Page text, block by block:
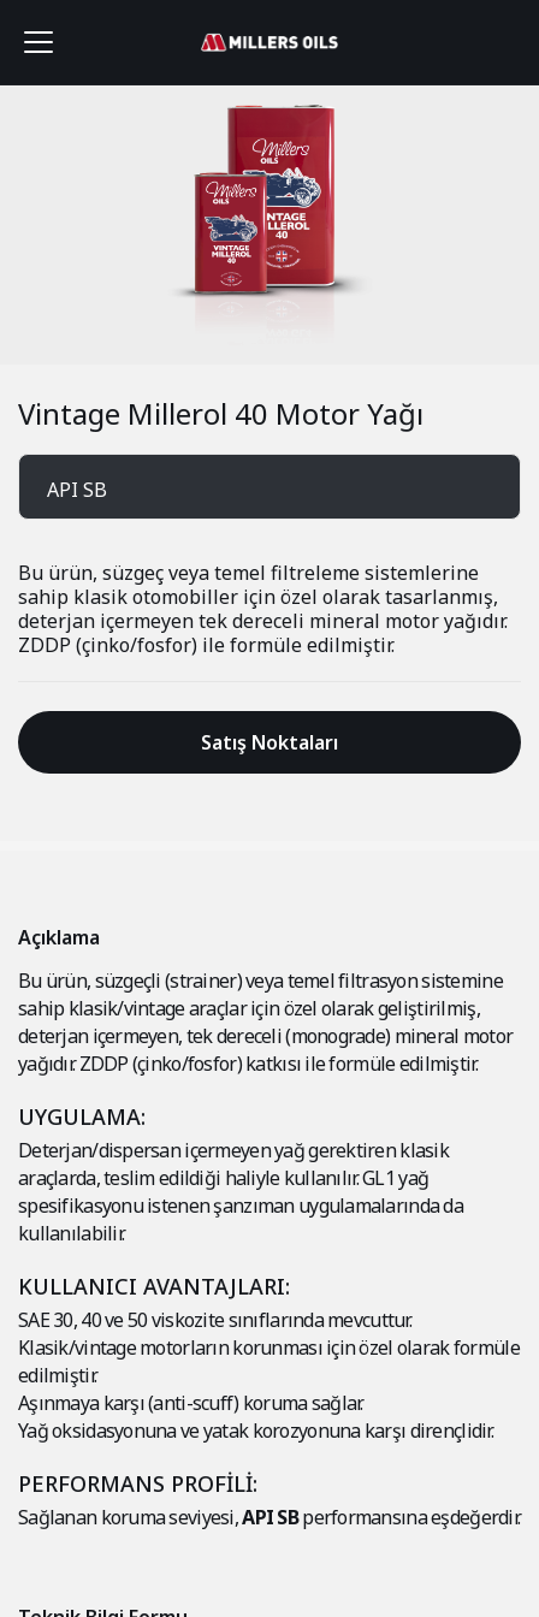
Vintage Millerol 40 Motor Yağı
API SB
Bu ürün, süzgeç veya temel filtreleme sistemlerine
sahip klasik otomobiller için özel olarak tasarlanmış,
deterjan içermeyen tek dereceli mineral motor yağıdır.
ZDDP (çinko/fosfor) ile formüle edilmiştir.
Satış Noktaları
Açıklama
Bu ürün, süzgeçli (strainer) veya temel filtrasyon sistemine
sahip klasik/vintage araçlar için özel olarak geliştirilmiş,
deterjan içermeyen, tek dereceli (monograde) mineral motor
yağıdır. ZDDP (çinko/fosfor) katkısı ile formüle edilmiştir.
UYGULAMA:
Deterjan/dispersan içermeyen yağ gerektiren klasik
araçlarda, teslim edildiği haliyle kullanılır. GL1 yağ
spesifikasyonu istenen şanzıman uygulamalarında da
kullanılabilir.
KULLANICI AVANTAJLARI:
SAE 30, 40 ve 50 viskozite sınıflarında mevcuttur.
Klasik/vintage motorların korunması için özel olarak formüle
edilmiştir.
Aşınmaya karşı (anti-scuff) koruma sağlar.
Yağ oksidasyonuna ve yatak korozyonuna karşı dirençlidir.
PERFORMANS PROFİLİ:
Sağlanan koruma seviyesi,API SBperformansına eşdeğerdir.